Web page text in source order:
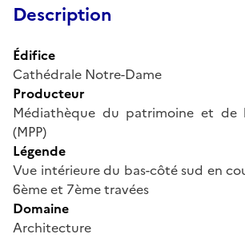
Description
Édifice
Cathédrale Notre-Dame
Producteur
Médiathèque du patrimoine et de
(MPP)
Légende
Vue intérieure du bas-côté sud en
6ème et 7ème travées
Domaine
Architecture